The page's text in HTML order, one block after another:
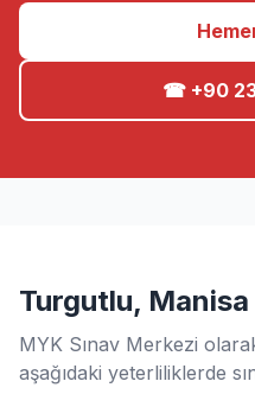
☎ +90
Turgutlu, Manisa
MYK Sınav Merkezi
aşağıdaki yeterliliklerde